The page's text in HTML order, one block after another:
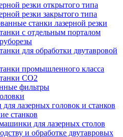
резки открытого типа
резки закрытого типа
станки лазерной резки
с отдельным порталом
для обработки двутавровой
промышленного класса
CO2
фильтры
для лазерных головок и станков
станков
для лазерных столов
и обработке двутавровых